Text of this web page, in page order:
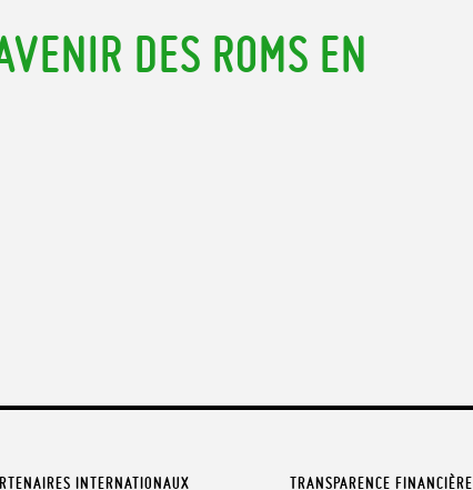
DES ROMS EN
INTERNATIONAUX TRANSPARENCE FINANCIÈRE